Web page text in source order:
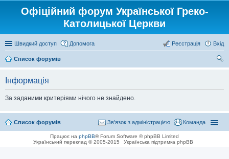
Офіційний форум Української Греко-
Католицької Церкви
Швидкий доступ Допомога Вхід
Реєстрація
Список форумів
Інформація
За заданими критеріями нічого не знайдено.
Список форумів Команда
Зв'язок з адміністрацією
Працює на phpBB® Forum Software © phpBB Limited
Український переклад © 2005-2015
Українська підтримка phpBB